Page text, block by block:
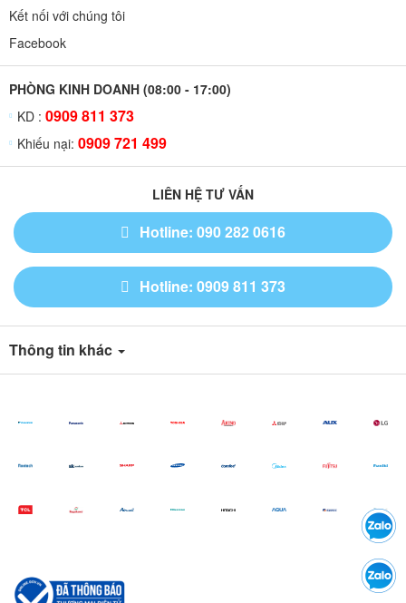
Kết nối với chúng tôi
Facebook
PHÒNG KINH DOANH (08:00 - 17:00)
KD : 0909 811 373
Khiếu nại: 0909 721 499
LIÊN HỆ TƯ VẤN
Hotline: 090 282 0616
Hotline: 0909 811 373
Thông tin khác